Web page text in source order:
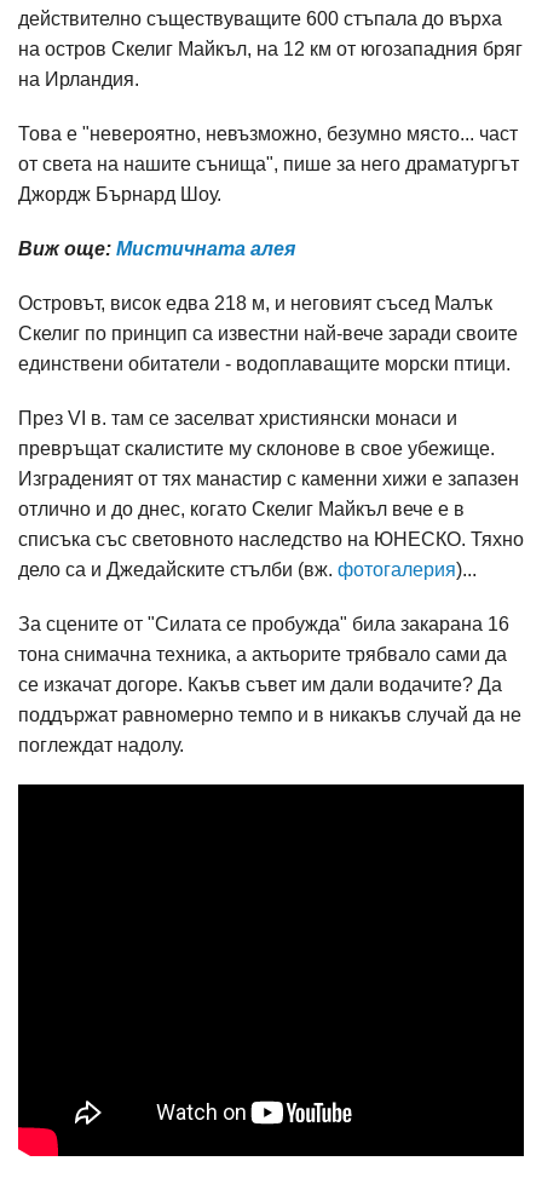
действително съществуващите 600 стъпала до върха
на остров Скелиг Майкъл, на 12 км от югозападния бряг
на Ирландия.
Това е "невероятно, невъзможно, безумно място... част
от света на нашите сънища", пише за него драматургът
Джордж Бърнард Шоу.
Виж още: Мистичната алея
Островът, висок едва 218 м, и неговият съсед Малък
Скелиг по принцип са известни най-вече заради своите
единствени обитатели - водоплаващите морски птици.
През VI в. там се заселват християнски монаси и
превръщат скалистите му склонове в свое убежище.
Изграденият от тях манастир с каменни хижи е запазен
отлично и до днес, когато Скелиг Майкъл вече е в
списъка със световното наследство на ЮНЕСКО. Тяхно
дело са и Джедайските стълби (вж. фотогалерия)...
За сцените от "Силата се пробужда" била закарана 16
тона снимачна техника, а актьорите трябвало сами да
се изкачат догоре. Какъв съвет им дали водачите? Да
поддържат равномерно темпо и в никакъв случай да не
поглеждат надолу.